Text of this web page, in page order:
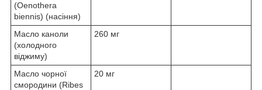
(Oenothera
biennis) (насіння)
Масло каноли
(холодного
віджиму)
260 мг
Масло чорної
смородини (Ribes
20 мг